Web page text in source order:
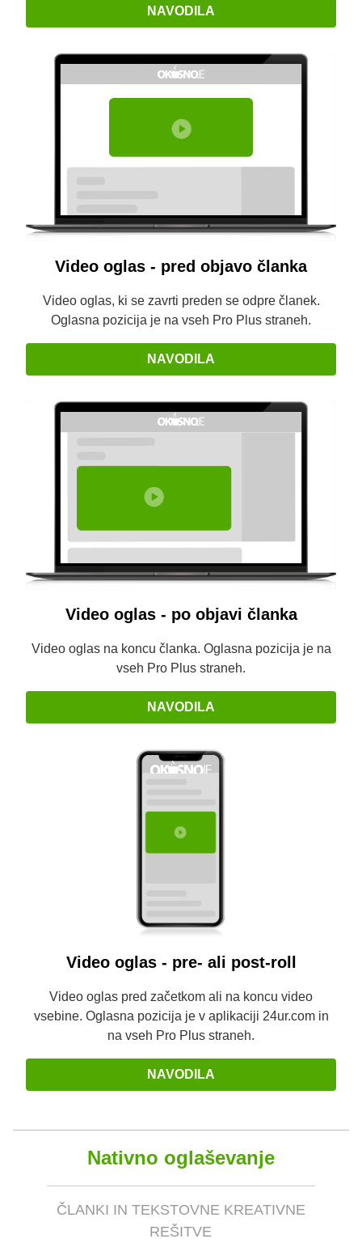
NAVODILA
Video oglas - pred objavo članka
Video oglas, ki se zavrti preden se odpre članek.
Oglasna pozicija je na vseh Pro Plus straneh.
NAVODILA
Video oglas - po objavi članka
Video oglas na koncu članka. Oglasna pozicija je na
vseh Pro Plus straneh.
NAVODILA
Video oglas - pre- ali post-roll
Video oglas pred začetkom ali na koncu video
vsebine. Oglasna pozicija je v aplikaciji 24ur.com in
na vseh Pro Plus straneh.
NAVODILA
Nativno oglaševanje
ČLANKI IN TEKSTOVNE KREATIVNE
REŠITVE